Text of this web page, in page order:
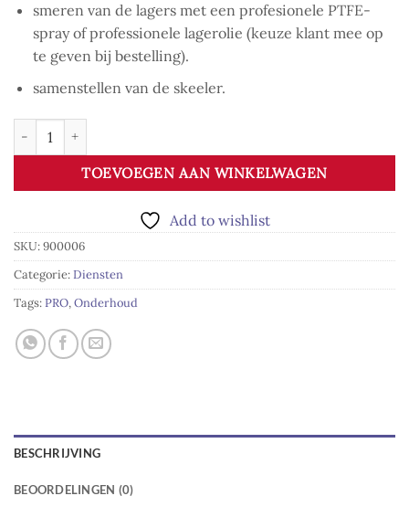
smeren van de lagers met een profesionele PTFE-
spray of professionele lagerolie (keuze klant mee op
te geven bij bestelling).
samenstellen van de skeeler.
TOEVOEGEN AAN WINKELWAGEN
Add to wishlist
SKU:900006
Categorie:Diensten
Tags:PRO,Onderhoud
BESCHRIJVING
BEOORDELINGEN (0)